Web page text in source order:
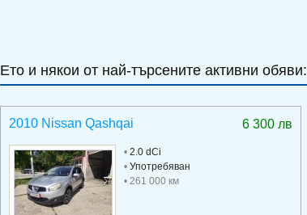
Ето и някои от най-търсените активни обяви:
6 300 лв
2010 Nissan Qashqai
• 2.0 dCi
• Употребяван
• 261 000 км